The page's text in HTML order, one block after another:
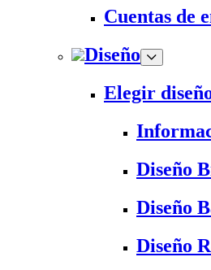
Cuentas de
Diseño
Elegir
Diseño
Diseño
Diseño